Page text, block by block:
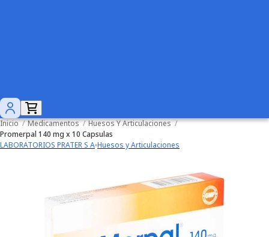
Inicio / Medicamentos / Huesos Y Articulaciones /
Promerpal 140 mg x 10 Capsulas
LABORATORIOS PRATER S A Huesos y Articulaciones